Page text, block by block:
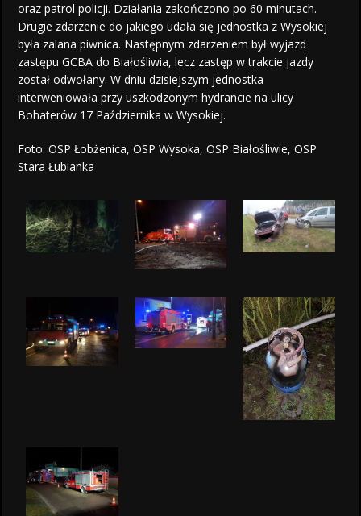
oraz patrol policji. Działania zakończono po 60 minutach.
Drugie zdarzenie do jakiego udała się jednostka z Wysokiej
była zalana piwnica. Następnym zdarzeniem był wyjazd
zastępu GCBA do Białośliwia, lecz zastęp w trakcie jazdy
został odwołany. W dniu dzisiejszym jednostka
interweniowała przy uszkodzonym hydrancie na ulicy
Bohaterów 17 Października w Wysokiej.
Foto: OSP Łobżenica, OSP Wysoka, OSP Białośliwie, OSP
Stara Łubianka